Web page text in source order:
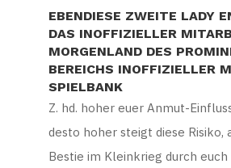
EBENDIESE ZWEITE LADY
DAS INOFFIZIELLER
MORGENLAND DES
BEREICHS INOFFIZIELLER
SPIELBANK
Z. hd. hoher euer Anmut-
desto hoher steigt diese Risiko,
Bestie im Kleinkrieg durch